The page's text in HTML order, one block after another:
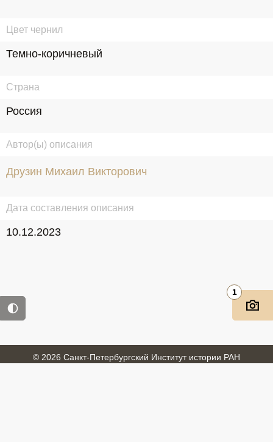
Цвет чернил
Темно-коричневый
Страна
Россия
Автор(ы) описания
Друзин Михаил Викторович
Дата составления описания
10.12.2023
1
© 2026 Санкт-Петербургский Институт истории РАН